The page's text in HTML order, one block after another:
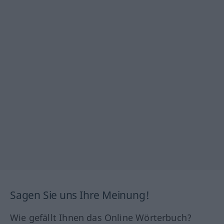
Sagen Sie uns Ihre Meinung!
Wie gefällt Ihnen das Online Wörterbuch?